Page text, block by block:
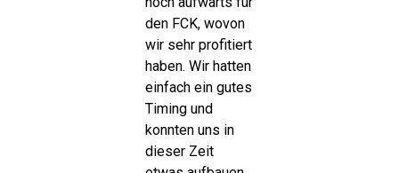
den FCK, wovon
wir sehr profitiert
haben. Wir hatten
einfach ein gutes
Timing und
konnten uns in
dieser Zeit